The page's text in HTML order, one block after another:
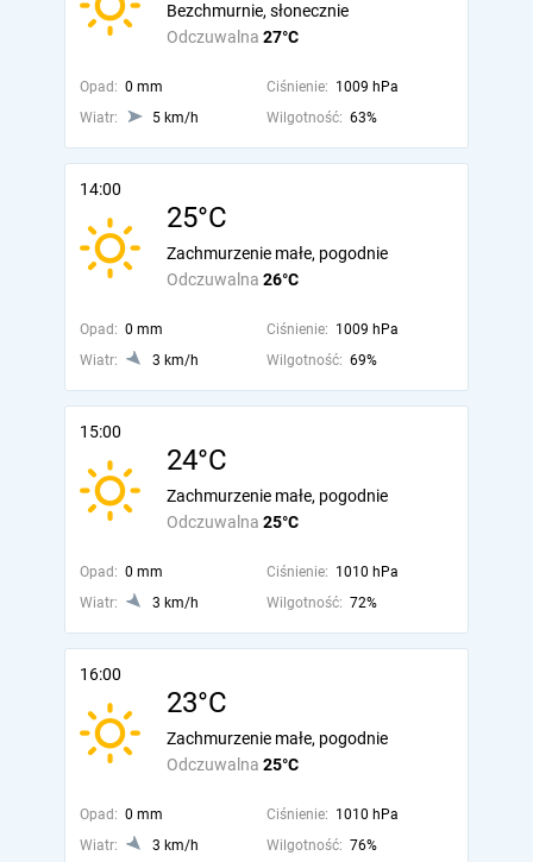
Odczuwalna 27°C
Bezchmurnie, słonecznie
Opad: 0 mm Ciśnienie: 1009 hPa
Wiatr:
5 km/h Wilgotność: 63%
14:00
25°C
Odczuwalna 26°C
Zachmurzenie małe, pogodnie
Opad: 0 mm Ciśnienie: 1009 hPa
Wiatr:
3 km/h Wilgotność: 69%
15:00
24°C
Odczuwalna 25°C
Zachmurzenie małe, pogodnie
Opad: 0 mm Ciśnienie: 1010 hPa
Wiatr:
3 km/h Wilgotność: 72%
16:00
23°C
Odczuwalna 25°C
Zachmurzenie małe, pogodnie
Opad: 0 mm Ciśnienie: 1010 hPa
Wiatr:
3 km/h Wilgotność: 76%